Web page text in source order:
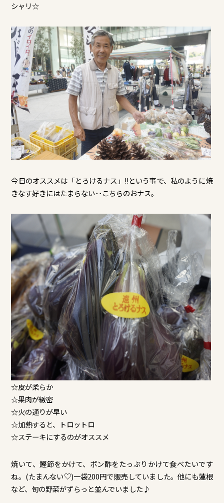
シャリ☆
今日のオススメは「とろけるナス」!!という事で、私のように焼
きなす好きにはたまらない･･こちらのおナス。
☆皮が柔らか
☆果肉が緻密
☆火の通りが早い
☆加熱すると、トロットロ
☆ステーキにするのがオススメ
焼いて、鰹節をかけて、ポン酢をたっぷりかけて食べたいです
ね。(たまんない♡)一袋200円で販売していました。他にも蓮根
など、旬の野菜がずらっと並んでいました♪